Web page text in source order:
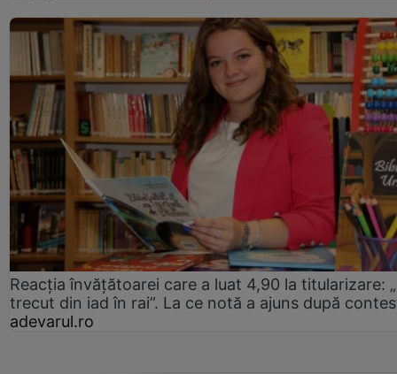
Reacția învățătoarei care a luat 4,90 la titularizare:
trecut din iad în rai”. La ce notă a ajuns după
adevarul.ro